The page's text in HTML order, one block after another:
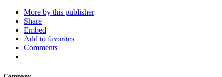
More by this publisher
Share
Embed
Add to favorites
Comments